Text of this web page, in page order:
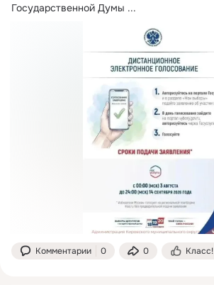
Государственной Думы ...
Комментарии 0 0 Класс!